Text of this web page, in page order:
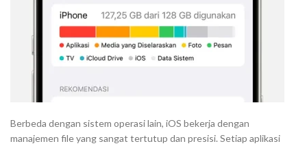
Berbeda dengan sistem operasi lain, iOS bekerja dengan
manajemen file yang sangat tertutup dan presisi. Setiap aplikasi